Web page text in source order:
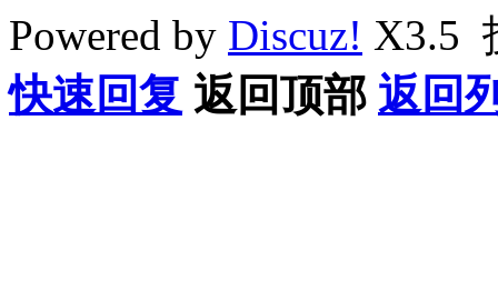
Powered by Discuz! X3.5
快速回复 返回顶部 返回